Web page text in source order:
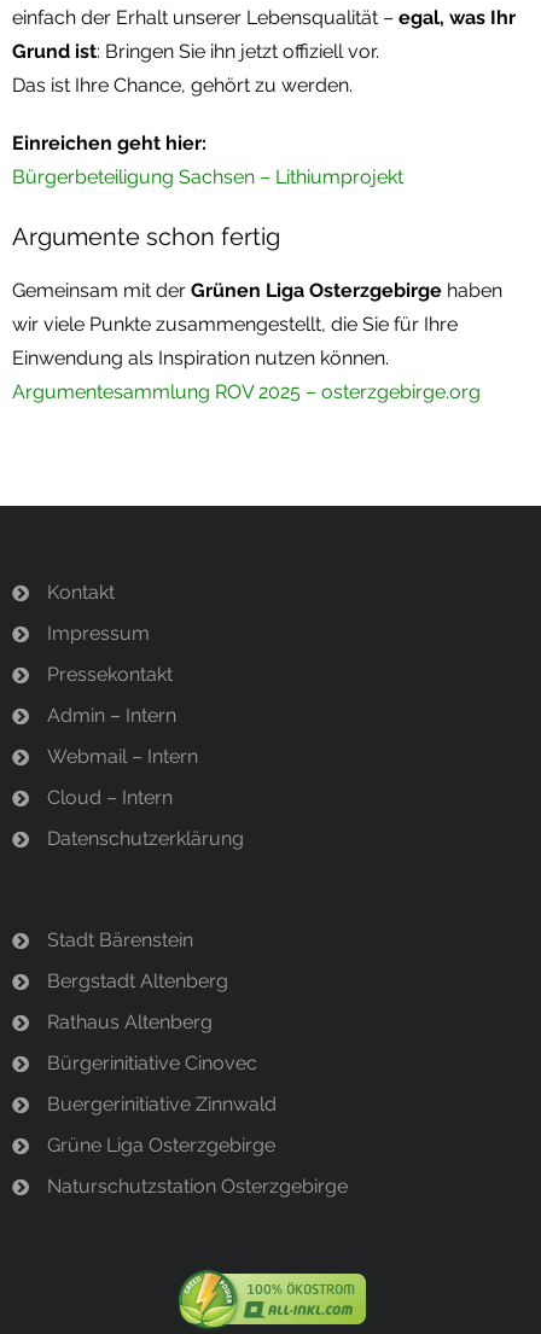
einfach der Erhalt unserer Lebensqualität – egal, was Ihr
Grund ist: Bringen Sie ihn jetzt offiziell vor.
Das ist Ihre Chance, gehört zu werden.
Einreichen geht hier:
Bürgerbeteiligung Sachsen – Lithiumprojekt
Argumente schon fertig
Gemeinsam mit der Grünen Liga Osterzgebirge haben
wir viele Punkte zusammengestellt, die Sie für Ihre
Einwendung als Inspiration nutzen können.
Argumentesammlung ROV 2025 – osterzgebirge.org
Kontakt
Impressum
Pressekontakt
Admin – Intern
Webmail – Intern
Cloud – Intern
Datenschutzerklärung
Stadt Bärenstein
Bergstadt Altenberg
Rathaus Altenberg
Bürgerinitiative Cinovec
Buergerinitiative Zinnwald
Grüne Liga Osterzgebirge
Naturschutzstation Osterzgebirge